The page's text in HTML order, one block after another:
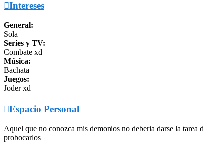
Intereses
General:
Sola
Series y TV:
Combate xd
Música:
Bachata
Juegos:
Joder xd
Espacio Personal
Aquel que no conozca mis demonios no deberia darse la tarea d
probocarlos